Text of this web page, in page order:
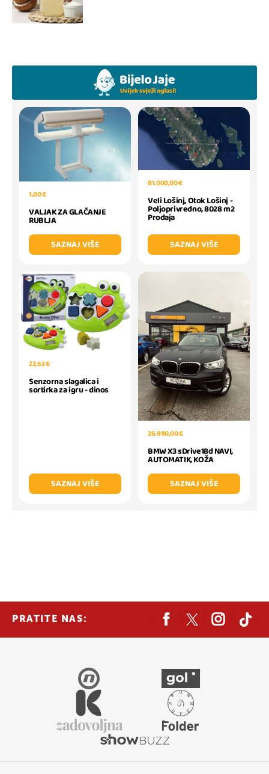
1,00 €
VALJAK ZA GLAČANJE
RUBLJA
SAZNAJ VIŠE
81.000,00 €
Veli Lošinj, Otok Lošinj -
Poljoprivredno, 8028 m2
Prodaja
SAZNAJ VIŠE
22,62 €
Senzorna slagalica i
sortirka za igru - dinos
SAZNAJ VIŠE
26.990,00 €
BMW X3 sDrive18d NAVI,
AUTOMATIK, KOŽA
SAZNAJ VIŠE
PRATITE NAS: